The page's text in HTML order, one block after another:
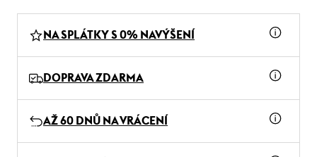
NA SPLÁTKY S 0% NAVÝŠENÍ
DOPRAVA ZDARMA
AŽ 60 DNŮ NA VRÁCENÍ